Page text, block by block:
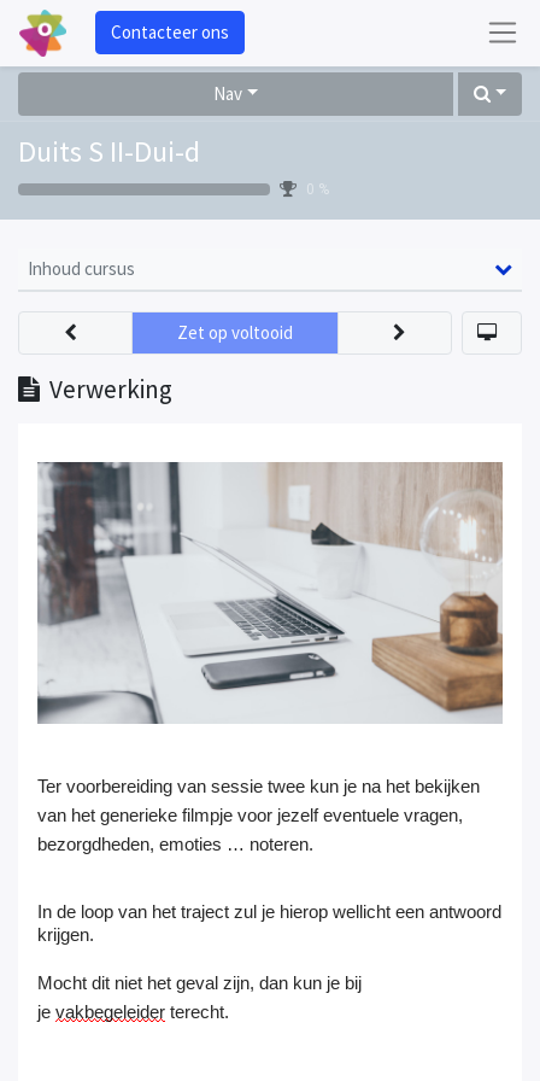
Contacteer ons
Nav
Duits S II-Dui-d
0 %
Inhoud cursus
Verwerking
Zet op voltooid
Ter voorbereiding van sessie twee kun je na het bekijken
van het generieke filmpje voor jezelf eventuele vragen,
bezorgdheden, emoties … noteren.
In de loop van het traject zul je hierop wellicht een antwoord
krijgen.
Mocht dit niet het geval zijn, dan kun je bij
je vakbegeleider terecht.